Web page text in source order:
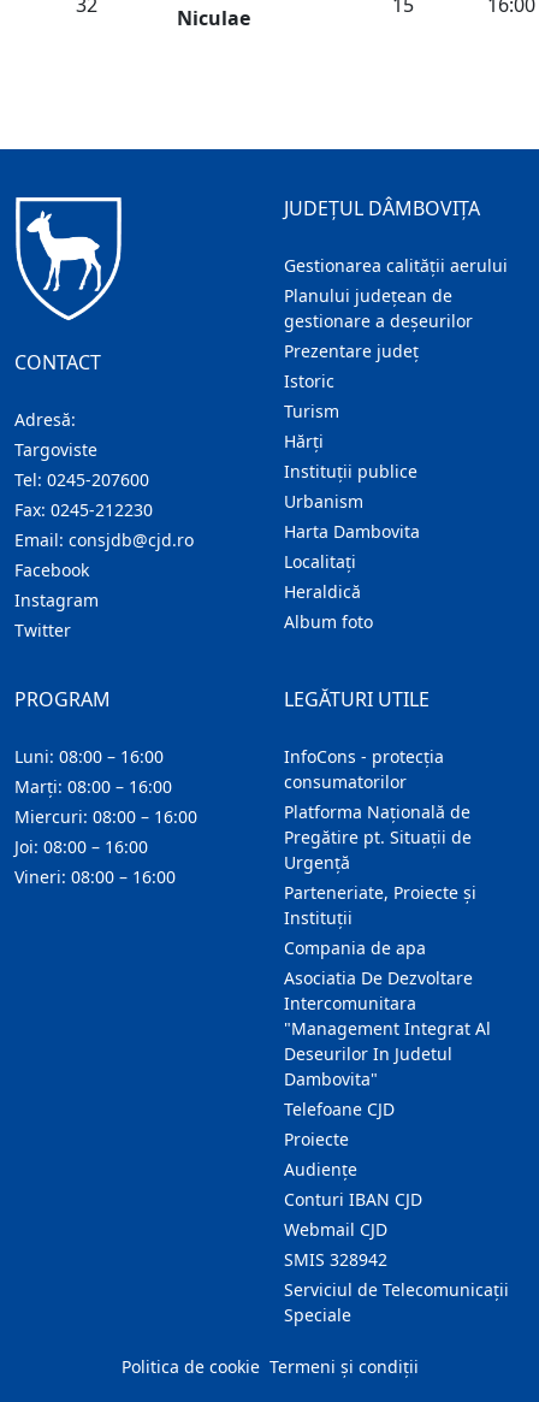
Niculae
CONTACT
Adresă:
Targoviste
Tel: 0245-207600
Fax: 0245-212230
Email: consjdb@cjd.ro
Facebook
Instagram
Twitter
JUDEȚUL DÂMBOVIȚA
Gestionarea calității aerului
Planului județean de
gestionare a deșeurilor
Prezentare judeţ
Istoric
Turism
Hărţi
Instituţii publice
Urbanism
Harta Dambovita
Localitaţi
Heraldică
Album foto
LEGĂTURI UTILE
InfoCons - protecția
consumatorilor
Platforma Națională de
Pregătire pt. Situații de
Urgență
Parteneriate, Proiecte și
Instituții
Compania de apa
Asociatia De Dezvoltare
Intercomunitara
"Management Integrat Al
Deseurilor In Judetul
Dambovita"
Telefoane CJD
Proiecte
Audienţe
Conturi IBAN CJD
Webmail CJD
SMIS 328942
Serviciul de Telecomunicații
Speciale
PROGRAM
Luni: 08:00 – 16:00
Marți: 08:00 – 16:00
Miercuri: 08:00 – 16:00
Joi: 08:00 – 16:00
Vineri: 08:00 – 16:00
Politica de cookie Termeni și condiții